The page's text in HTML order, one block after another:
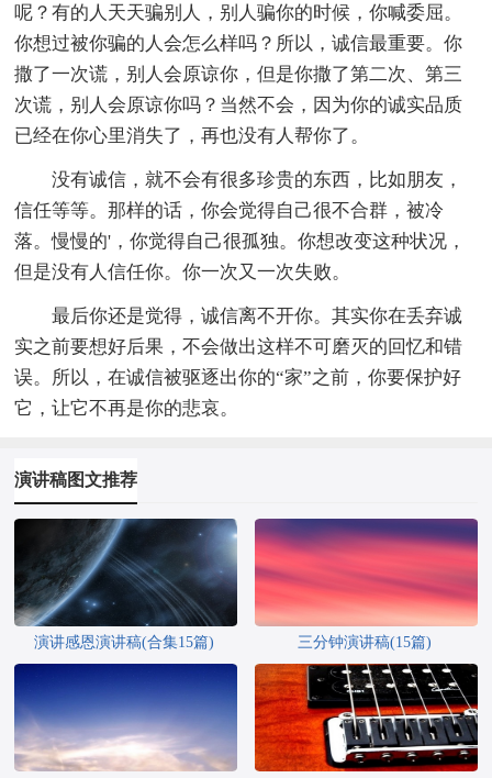
呢？有的人天天骗别人，别人骗你的时候，你喊委屈。
你想过被你骗的人会怎么样吗？所以，诚信最重要。你
撒了一次谎，别人会原谅你，但是你撒了第二次、第三
次谎，别人会原谅你吗？当然不会，因为你的诚实品质
已经在你心里消失了，再也没有人帮你了。
没有诚信，就不会有很多珍贵的东西，比如朋友，
信任等等。那样的话，你会觉得自己很不合群，被冷
落。慢慢的'，你觉得自己很孤独。你想改变这种状况，
但是没有人信任你。你一次又一次失败。
最后你还是觉得，诚信离不开你。其实你在丢弃诚
实之前要想好后果，不会做出这样不可磨灭的回忆和错
误。所以，在诚信被驱逐出你的“家”之前，你要保护好
它，让它不再是你的悲哀。
演讲稿图文推荐
演讲感恩演讲稿(合集15篇) 三分钟演讲稿(15篇)